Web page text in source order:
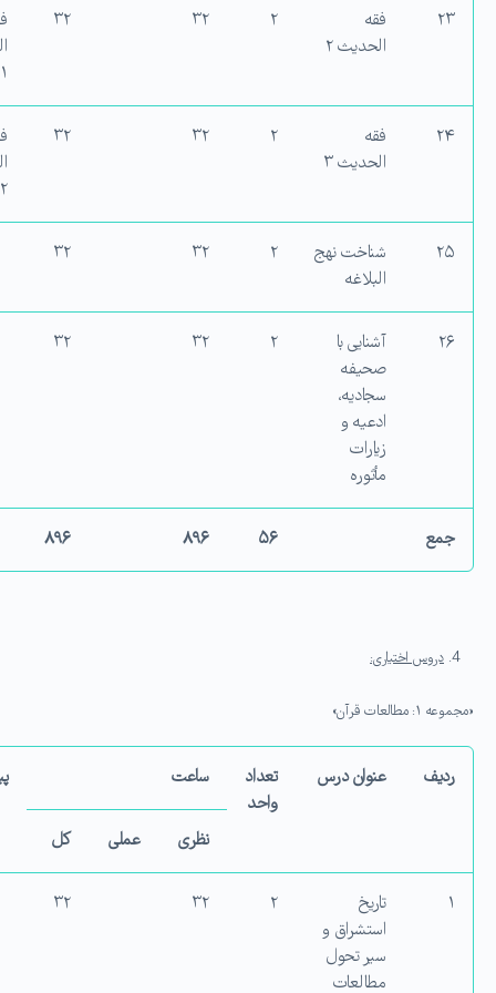
۲۳
فقه
الحدیث ۲
۲ ۳۲ ۳۲
۱
۲۴
فقه
الحدیث ۳
۲ ۳۲ ۳۲
۲
۲۵
شناخت نهج
البلاغه
۲ ۳۲ ۳۲
۲۶
آشنایی با
صحیفه
سجادیه،
ادعیه و
زیارات
مأثوره
۲ ۳۲ ۳۲
جمع ۵۶ ۸۹۶ ۸۹۶
دروس اختیاری:
«مجموعه ۱: مطالعات قرآن»
ردیف عنوان درس
تعداد
واحد
ساعت
نظری عملی کل
۱
تاریخ
استشراق و
سیر تحول
مطالعات
۲ ۳۲ ۳۲